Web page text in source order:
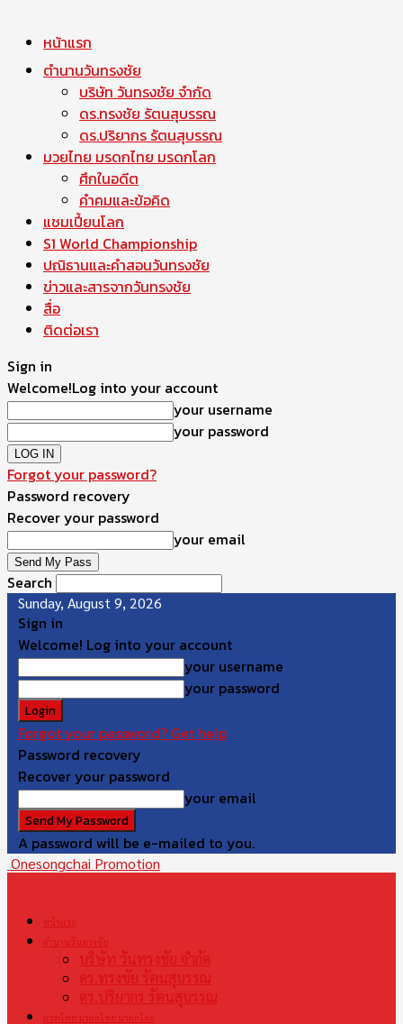
หน้าแรก
ตำนานวันทรงชัย
บริษัท วันทรงชัย จำกัด
ดร.ทรงชัย รัตนสุบรรณ
ดร.ปริยากร รัตนสุบรรณ
มวยไทย มรดกไทย มรดกโลก
ศึกในอดีต
คำคมและข้อคิด
แชมเปี้ยนโลก
S1 World Championship
ปณิธานและคำสอนวันทรงชัย
ข่าวและสารจากวันทรงชัย
สื่อ
ติดต่อเรา
Sign in
Welcome!Log into your account
your username
your password
Forgot your password?
Password recovery
Recover your password
your email
Search
Sunday, August 9, 2026
Sign in
Welcome! Log into your account
your username
your password
Forgot your password? Get help
Password recovery
Recover your password
your email
A password will be e-mailed to you.
Onesongchai Promotion
หน้าแรก
ตำนานวันทรงชัย
บริษัท วันทรงชัย จำกัด
ดร.ทรงชัย รัตนสุบรรณ
ดร.ปริยากร รัตนสุบรรณ
มวยไทย มรดกไทย มรดกโลก